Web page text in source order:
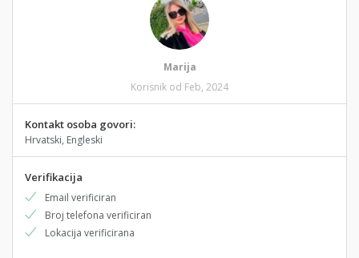
Marija
Korisnik od Feb, 2024
Kontakt osoba govori:
Hrvatski, Engleski
Verifikacija
Email verificiran
Broj telefona verificiran
Lokacija verificirana